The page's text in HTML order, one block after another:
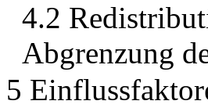
4.2
Abgrenzung
5